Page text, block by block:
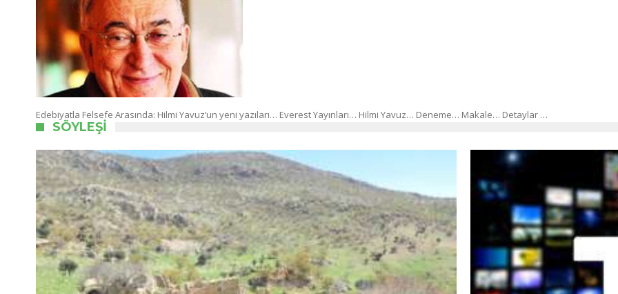
Edebiyatla Felsefe Arasında: Hilmi Yavuz’un yeni yazıları… Everest Yayınları… Hilmi Yavuz… Deneme… Makale… Detaylar …
SÖYLEŞI